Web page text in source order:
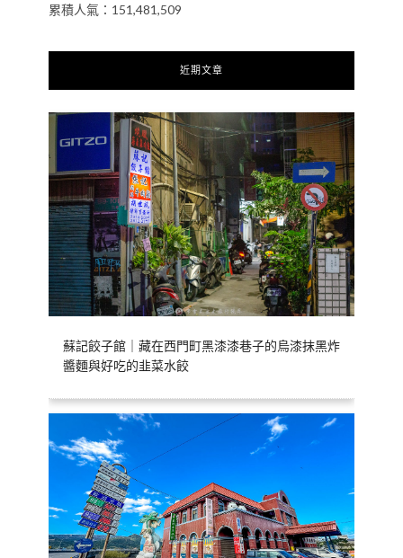
累積人氣：151,481,509
近期文章
蘇記餃子館｜藏在西門町黑漆漆巷子的烏漆抹黑炸
醬麵與好吃的韭菜水餃